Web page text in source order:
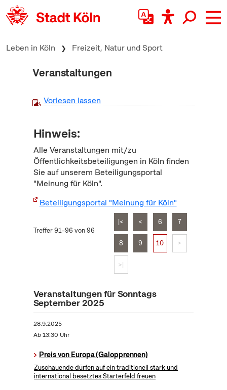
zum Inhalt springen
Leben in Köln Freizeit, Natur und Sport
Veranstaltungen
Vorlesen lassen
Hinweis:
Alle Veranstaltungen mit/zu
Öffentlichkeitsbeteiligungen in Köln finden
Sie auf unserem Beteiligungsportal
"Meinung für Köln".
Beteiligungsportal "Meinung für Köln"
Treffer 91–96 von 96
|< < 6 7
8 9 10 >
>|
Veranstaltungen für Sonntags
September 2025
28.9.2025
Ab 13:30 Uhr
Preis von Europa (Galopprennen)
Zuschauende dürfen auf ein traditionell stark und
international besetztes Starterfeld freuen